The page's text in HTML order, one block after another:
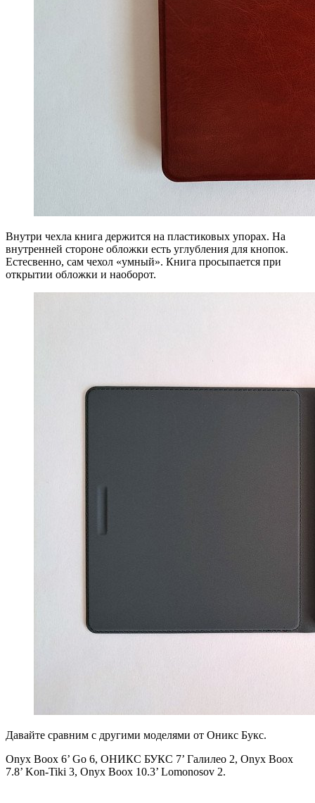
Внутри чехла книга держится на пластиковых упорах. На
внутренней стороне обложки есть углубления для кнопок.
Естесвенно, сам чехол «умный». Книга просыпается при
открытии обложки и наоборот.
Давайте сравним с другими моделями от Оникс Букс.
Onyx Boox 6’ Go 6, ОНИКС БУКС 7’ Галилео 2, Onyx Boox
7.8’ Kon-Tiki 3, Onyx Boox 10.3’ Lomonosov 2.